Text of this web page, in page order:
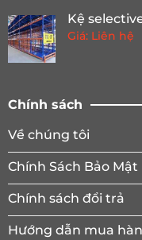
Kệ
Giá: Liên hệ
Chính sách
Về chúng tôi
Chính Sách Bảo Mật
Chính sách đổi trả
Hướng dẫn mua